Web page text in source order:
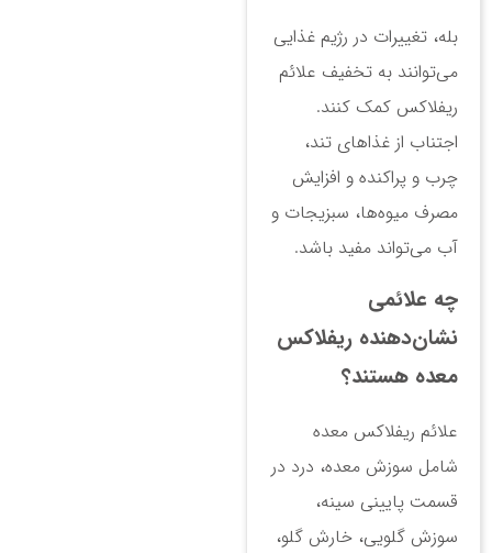
بله، تغییرات در رژیم غذایی
می‌توانند به تخفیف علائم
ریفلاکس کمک کنند.
اجتناب از غذاهای تند،
چرب و پراکنده و افزایش
مصرف میوه‌ها، سبزیجات و
آب می‌تواند مفید باشد.
چه علائمی
نشان‌دهنده ریفلاکس
معده هستند؟
علائم ریفلاکس معده
شامل سوزش معده، درد در
قسمت پایینی سینه،
سوزش گلویی، خارش گلو،